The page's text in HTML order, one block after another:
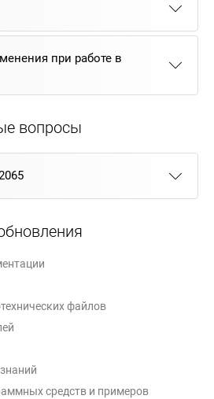
при работе в
вопросы
файлов
средств и примеров